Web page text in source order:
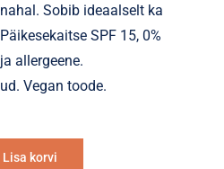
Sobib ideaalselt ka
SPF 15, 0%
allergeene.
Vegan toode.
Lisa korvi